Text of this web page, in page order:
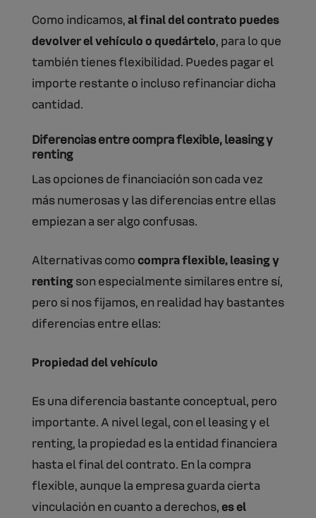
Como indicamos,al final del contrato puedes
devolver el vehículo o quedártelo, para lo que
también tienes flexibilidad. Puedes pagar el
importe restante o incluso refinanciar dicha
cantidad.
Diferencias entre compra flexible, leasing y
renting
Las opciones de financiación son cada vez
más numerosas y las diferencias entre ellas
empiezan a ser algo confusas.
Alternativas comocompra flexible, leasing y
renting son especialmente similares entre sí,
pero si nos fijamos, en realidad hay bastantes
diferencias entre ellas:
Propiedad del vehículo
Es una diferencia bastante conceptual, pero
importante. A nivel legal, con el leasing y el
renting, la propiedad es la entidad financiera
hasta el final del contrato. En la compra
flexible, aunque la empresa guarda cierta
vinculación en cuanto a derechos,es el